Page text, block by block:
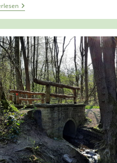
Tour
1232
–
Velbert
–
Entdeckerschleife
–
Vom
Kleineisen
Zur
Sicherheit